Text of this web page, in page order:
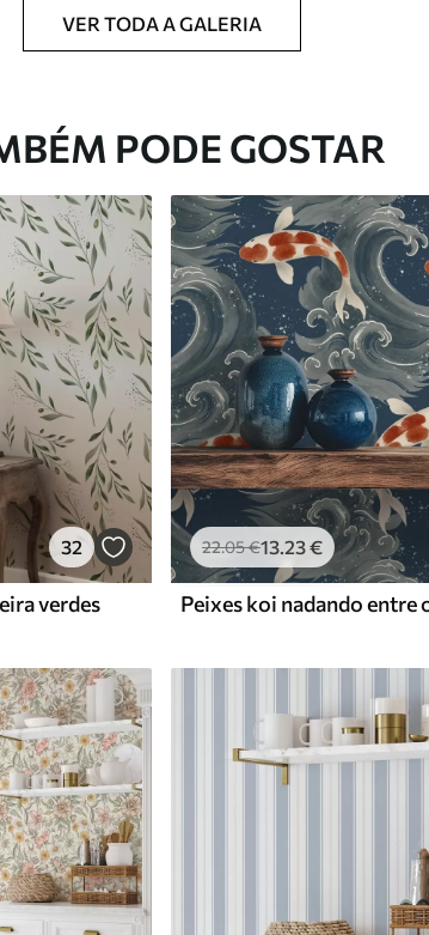
macia. Murais de parede
Premium
65.0039 .00€/m²
VER TODA A GALERIA
PODE GOSTAR
32
verdes
22.05€13.23€